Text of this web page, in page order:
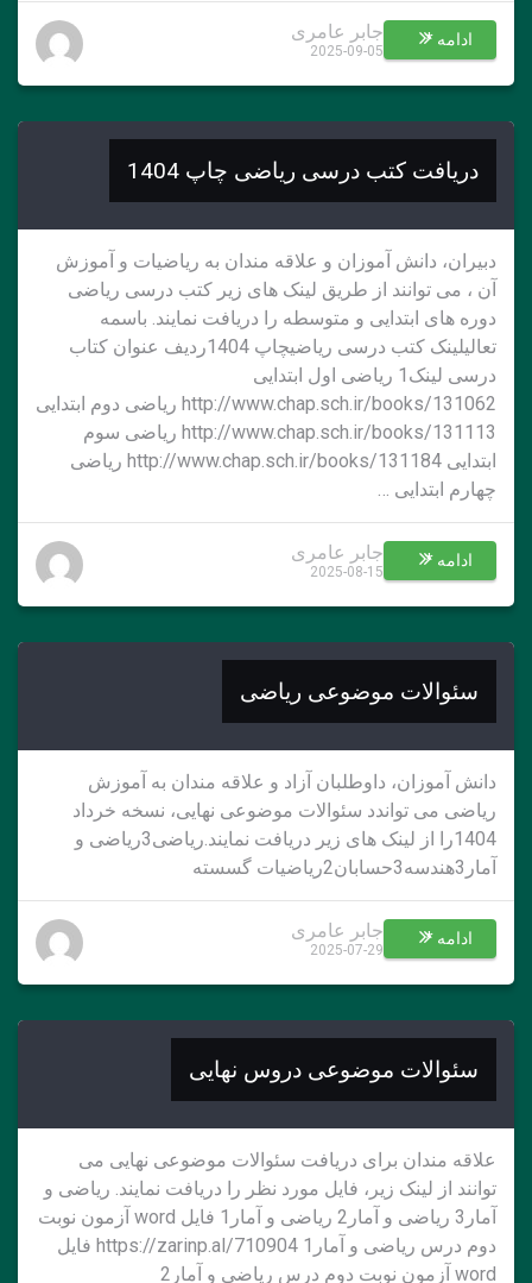
ادامه * جابر عامری
2025-09-05
دریافت کتب درسی ریاضی چاپ 1404
دبیران، دانش آموزان و علاقه مندان به ریاضیات و آموزش
آن ، می توانند از طریق لینک های زیر کتب درسی ریاضی
دوره های ابتدایی و متوسطه را دریافت نمایند. باسمه
تعالیلینک کتب درسی ریاضیچاپ 1404ردیف عنوان کتاب
درسی لینک1 ریاضی اول ابتدایی
http://www.chap.sch.ir/books/131062 ریاضی دوم ابتدایی
http://www.chap.sch.ir/books/131113 ریاضی سوم
ابتدایی http://www.chap.sch.ir/books/131184 ریاضی
چهارم ابتدایی …
ادامه * جابر عامری
2025-08-15
سئوالات موضوعی ریاضی
دانش آموزان، داوطلبان آزاد و علاقه مندان به آموزش
ریاضی می تواندد سئوالات موضوعی نهایی، نسخه خرداد
1404را از لینک های زیر دریافت نمایند.ریاضی3ریاضی و
آمار3هندسه3حسابان2ریاضیات گسسته
ادامه * جابر عامری
2025-07-29
سئوالات موضوعی دروس نهایی
علاقه مندان برای دریافت سئوالات موضوعی نهایی می
توانند از لینک زیر، فایل مورد نظر را دریافت نمایند. ریاضی و
آمار3 ریاضی و آمار2 ریاضی و آمار1 فایل word آزمون نوبت
دوم درس ریاضی و آمار1 https://zarinp.al/710904 فایل
word آزمون نوبت دوم درس ریاضی و آمار2